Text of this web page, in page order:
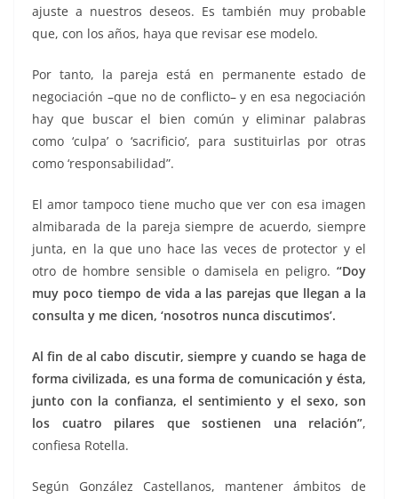
ajuste a nuestros deseos. Es también muy probable
que, con los años, haya que revisar ese modelo.
Por tanto, la pareja está en permanente estado de
negociación –que no de conflicto– y en esa negociación
hay que buscar el bien común y eliminar palabras
como ‘culpa’ o ‘sacrificio’, para sustituirlas por otras
como ‘responsabilidad”.
El amor tampoco tiene mucho que ver con esa imagen
almibarada de la pareja siempre de acuerdo, siempre
junta, en la que uno hace las veces de protector y el
otro de hombre sensible o damisela en peligro. “Doy
muy poco tiempo de vida a las parejas que llegan a la
consulta y me dicen, ‘nosotros nunca discutimos’.
Al fin de al cabo discutir, siempre y cuando se haga de
forma civilizada, es una forma de comunicación y ésta,
junto con la confianza, el sentimiento y el sexo, son
los cuatro pilares que sostienen una relación”,
confiesa Rotella.
Según González Castellanos, mantener ámbitos de